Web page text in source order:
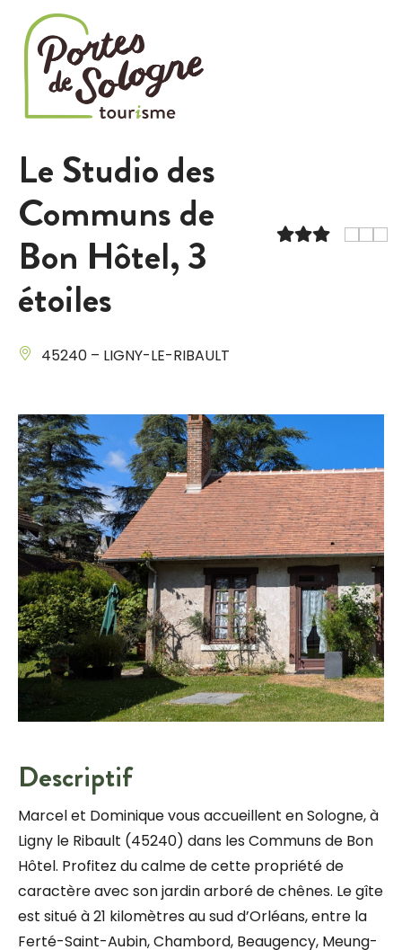
Le Studio des
Communs de
Bon Hôtel, 3
étoiles
45240 – LIGNY-LE-RIBAULT
Descriptif
Marcel et Dominique vous accueillent en Sologne, à
Ligny le Ribault (45240) dans les Communs de Bon
Hôtel. Profitez du calme de cette propriété de
caractère avec son jardin arboré de chênes. Le gîte
est situé à 21 kilomètres au sud d’Orléans, entre la
Ferté-Saint-Aubin, Chambord, Beaugency, Meung-